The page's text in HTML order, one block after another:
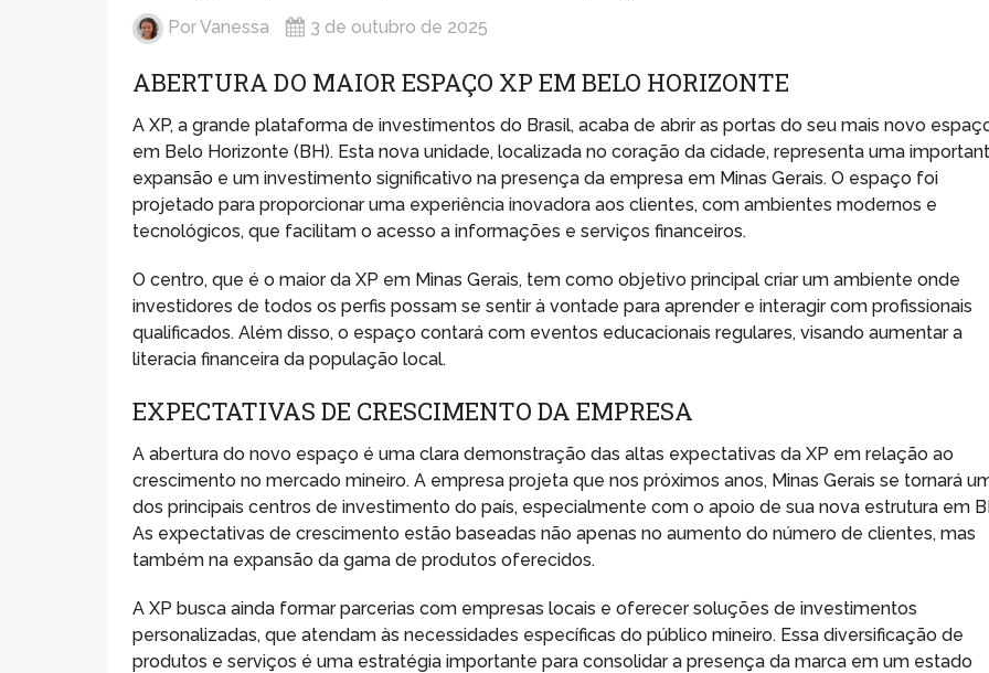
PorVanessa 3 de outubro de 2025
ABERTURA DO MAIOR ESPAÇO XP EM BELO HORIZONTE
A XP, a grande plataforma de investimentos do Brasil, acaba de abrir as portas do seu mais novo
em Belo Horizonte (BH). Esta nova unidade, localizada no coração da cidade, representa uma
expansão e um investimento significativo na presença da empresa em Minas Gerais. O espaço foi
projetado para proporcionar uma experiência inovadora aos clientes, com ambientes modernos e
tecnológicos, que facilitam o acesso a informações e serviços financeiros.
O centro, que é o maior da XP em Minas Gerais, tem como objetivo principal criar um ambiente onde
investidores de todos os perfis possam se sentir à vontade para aprender e interagir com profissionais
qualificados. Além disso, o espaço contará com eventos educacionais regulares, visando aumentar a
literacia financeira da população local.
EXPECTATIVAS DE CRESCIMENTO DA EMPRESA
A abertura do novo espaço é uma clara demonstração das altas expectativas da XP em relação ao
crescimento no mercado mineiro. A empresa projeta que nos próximos anos, Minas Gerais se tornará
dos principais centros de investimento do país, especialmente com o apoio de sua nova estrutura em
As expectativas de crescimento estão baseadas não apenas no aumento do número de clientes, mas
também na expansão da gama de produtos oferecidos.
A XP busca ainda formar parcerias com empresas locais e oferecer soluções de investimentos
personalizadas, que atendam às necessidades específicas do público mineiro. Essa diversificação de
produtos e serviços é uma estratégia importante para consolidar a presença da marca em um estado